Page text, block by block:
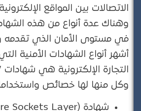
الاتصالات بين المواقع
وهناك عدة أنواع من هذه
في مستوى الأمان الذي تقدمه
أشهر أنواع الشهادات الأمنية
وكل منها لها خصائص